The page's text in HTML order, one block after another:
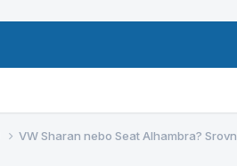
VW Sharan nebo Seat Alhambra?